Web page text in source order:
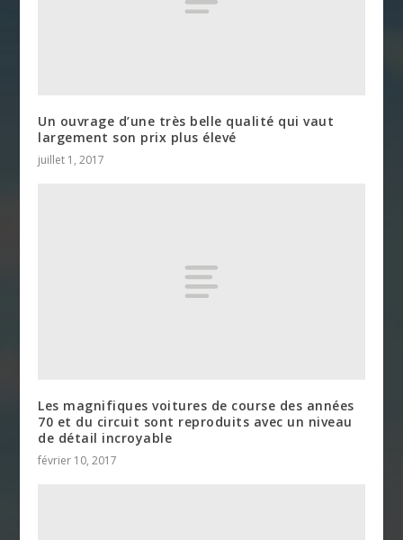
Un ouvrage d’une très belle qualité qui vaut
largement son prix plus élevé
juillet 1, 2017
Les magnifiques voitures de course des années
70 et du circuit sont reproduits avec un niveau
de détail incroyable
février 10, 2017